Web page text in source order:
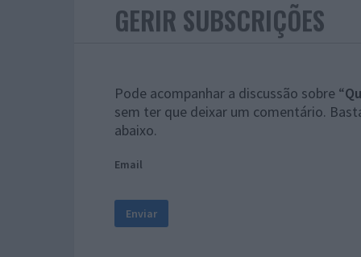
GERIR SUBSCRIÇÕES
Pode acompanhar a discussão sobre “
sem ter que deixar um comentário.
abaixo.
Email